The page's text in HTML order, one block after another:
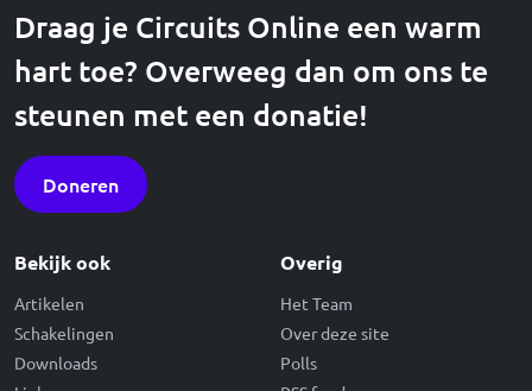
Draag je Circuits Online een warm
hart toe? Overweeg dan om ons te
steunen met een donatie!
Doneren
Bekijk ook
Artikelen
Schakelingen
Downloads
Overig
Het Team
Over deze site
Polls